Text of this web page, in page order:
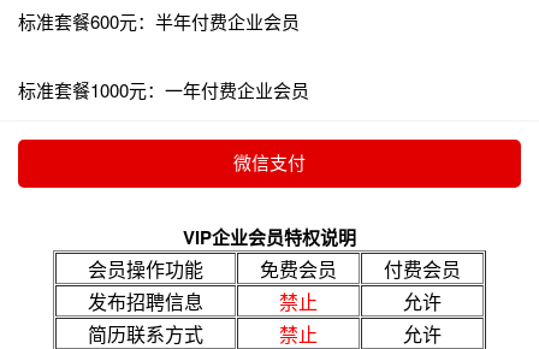
标准套餐600元：半年付费企业会员
标准套餐1000元：一年付费企业会员
VIP企业会员特权说明
会员操作功能 免费会员
付费会员
发布招聘信息
禁止
允许
简历联系方式
禁止
允许